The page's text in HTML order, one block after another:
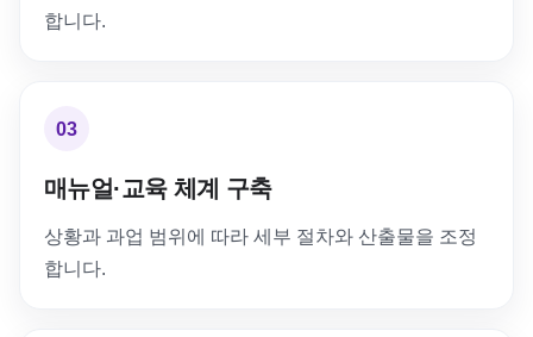
합니다.
03
매뉴얼·교육 체계 구축
상황과 과업 범위에 따라 세부 절차와 산출물을 조정
합니다.